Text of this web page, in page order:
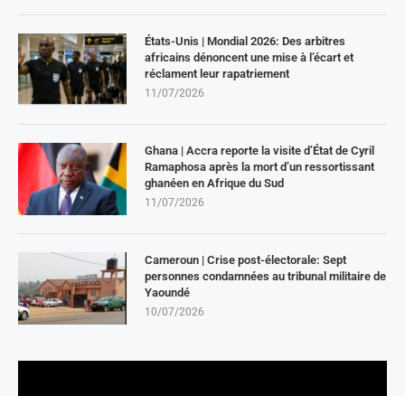
États-Unis | Mondial 2026: Des arbitres
africains dénoncent une mise à l’écart et
réclament leur rapatriement
11/07/2026
Ghana | Accra reporte la visite d’État de Cyril
Ramaphosa après la mort d’un ressortissant
ghanéen en Afrique du Sud
11/07/2026
Cameroun | Crise post-électorale: Sept
personnes condamnées au tribunal militaire de
Yaoundé
10/07/2026